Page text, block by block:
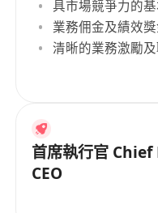
具市場競爭力的
業務佣金及績效
清晰的業務激勵
首席執行官
CEO